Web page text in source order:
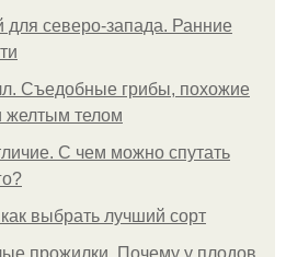
северо-запада. Ранние
Съедобные грибы, похожие
желтым телом
С чем можно спутать
выбрать лучший сорт
прожилки. Почему у плодов